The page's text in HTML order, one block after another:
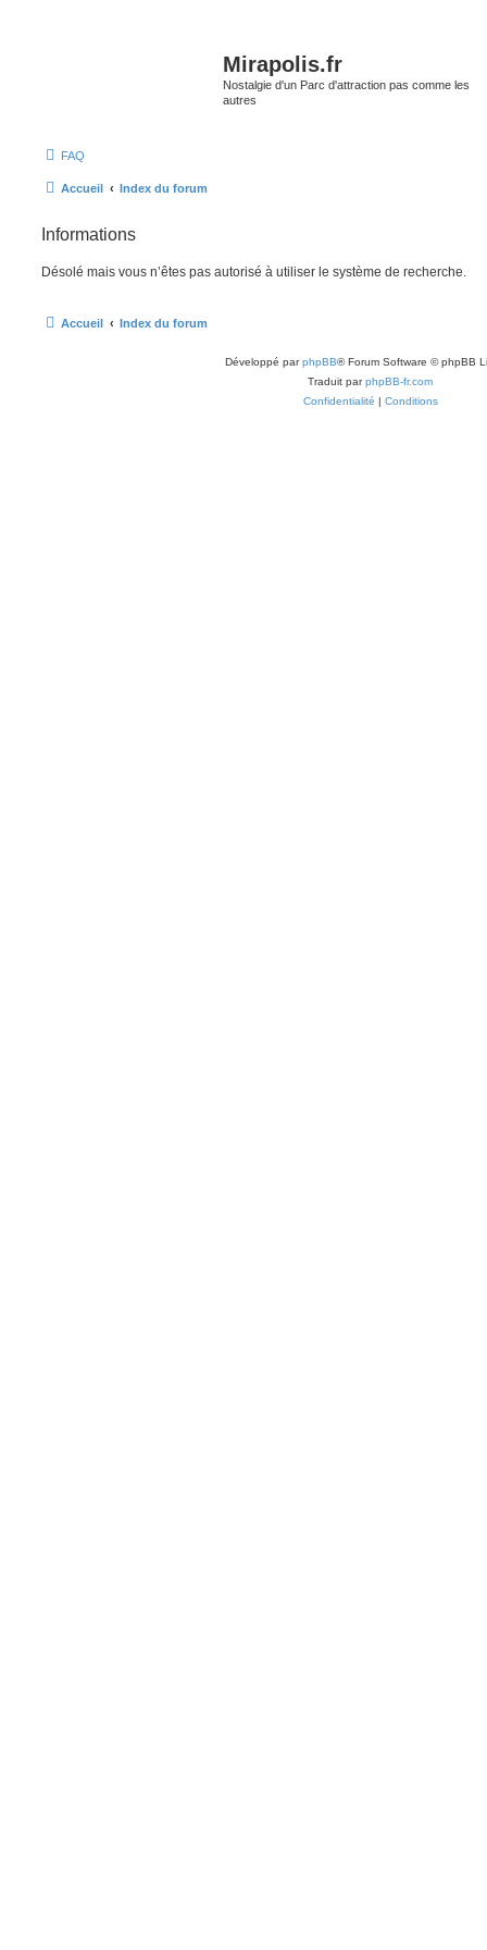
Mirapolis.fr
Nostalgie d'un Parc d'attraction pas comme les
autres
FAQ
Accueil Index du forum
Informations
Désolé mais vous n’êtes pas autorisé à utiliser le système de recherche.
Accueil Index du forum
Développé parphpBB® Forum Software © phpBB
Traduit parphpBB-fr.com
Confidentialité | Conditions